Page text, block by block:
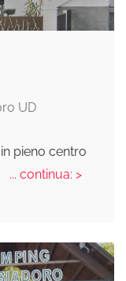
UD
pieno centro
... continua: >